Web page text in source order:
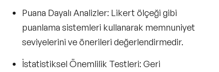
Puana Dayalı Analizler: Likert ölçeği gibi
puanlama sistemleri kullanarak memnuniyet
seviyelerini ve önerileri değerlendirmedir.
İstatistiksel Önemlilik Testleri: Geri